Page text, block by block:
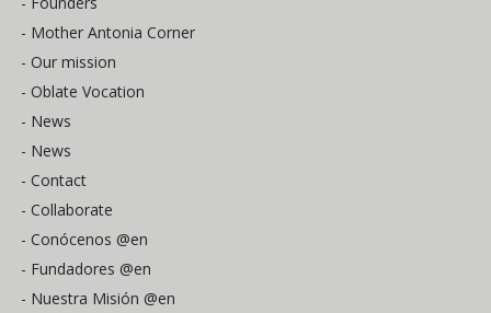
- Mother Antonia Corner
- Our mission
- Oblate Vocation
- News
- News
- Contact
- Collaborate
- Conócenos @en
- Fundadores @en
- Nuestra Misión @en